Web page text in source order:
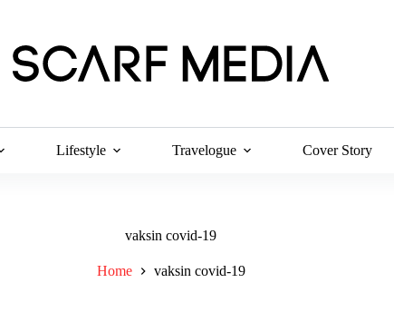
Lifestyle Travelogue Cover Story
vaksin covid-19
Home vaksin covid-19